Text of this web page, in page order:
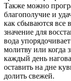
Также можно
благополучие и
как сбываются все
значение для
вода
молитву или когда
каждый день
оставить на дне
долить свежей.